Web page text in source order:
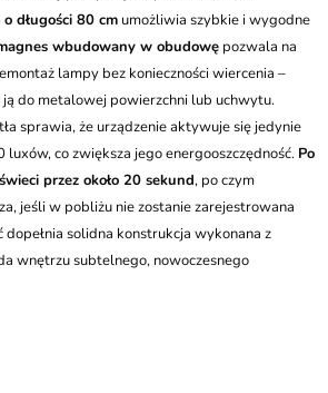
długości 80 cm umożliwia szybkie i wygodne
wbudowany w obudowę pozwala na
lampy bez konieczności wiercenia –
do metalowej powierzchni lub uchwytu.
sprawia, że urządzenie aktywuje się jedynie
luxów, co zwiększa jego energooszczędność. Po
przez około 20 sekund, po czym
jeśli w pobliżu nie zostanie zarejestrowana
dopełnia solidna konstrukcja wykonana z
wnętrzu subtelnego, nowoczesnego